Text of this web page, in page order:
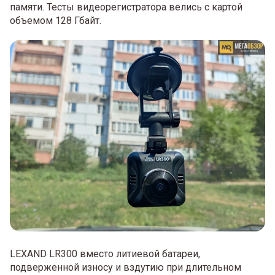
памяти. Тесты видеорегистратора велись с картой
объемом 128 Гбайт.
LEXAND LR300 вместо литиевой батареи,
подверженной износу и вздутию при длительном